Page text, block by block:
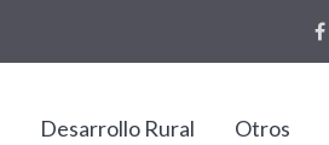
Desarrollo Rural Otros